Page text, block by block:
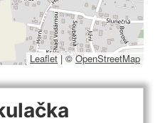
Leaflet |©OpenStreetMap